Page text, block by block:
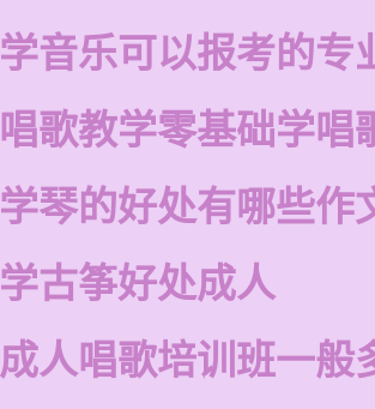
学音乐可以报考的专
唱歌教学零基础学唱
学琴的好处有哪些作
学古筝好处成人
成人唱歌培训班一般